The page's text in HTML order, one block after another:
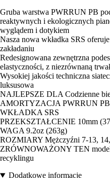
Gruba warstwa PWRRUN PB
reaktywnych i ekologicznych
wyglądem i dotykiem
Nasza nowa wkładka SRS
zakładaniu
Redesignowana zewnętrzna
elastyczności, z niezrównaną
Wysokiej jakości techniczna
luksusowa
NAJLEPSZE DLA Codzienne
AMORTYZACJA PWRRUN PB
WKŁADKA SRS
PRZEKSZTAŁCENIE 10mm
WAGA 9.2oz (263g)
ROZMIARY Mężczyźni 7-13,
ZRÓWNOWAŻONY TEN model
recyklingu
Dodatkowe informacje